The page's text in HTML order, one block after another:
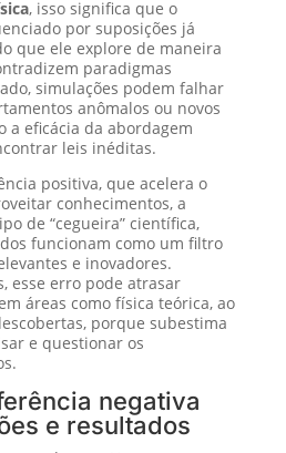
, isso significa que o
por suposições já
que ele explore de maneira
paradigmas
simulações podem falhar
anômalos ou novos
a eficácia da abordagem
leis inéditas.
positiva, que acelera o
conhecimentos, a
de “cegueira” científica,
funcionam como um filtro
e inovadores.
esse erro pode atrasar
áreas como física teórica, ao
porque subestima
e questionar os
negativa
e resultados